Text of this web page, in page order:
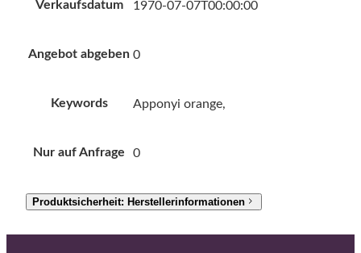
Verkaufsdatum 1970-07-07T00:00:00
Angebot abgeben 0
Keywords Apponyi orange,
Nur auf Anfrage 0
Produktsicherheit: Herstellerinformationen